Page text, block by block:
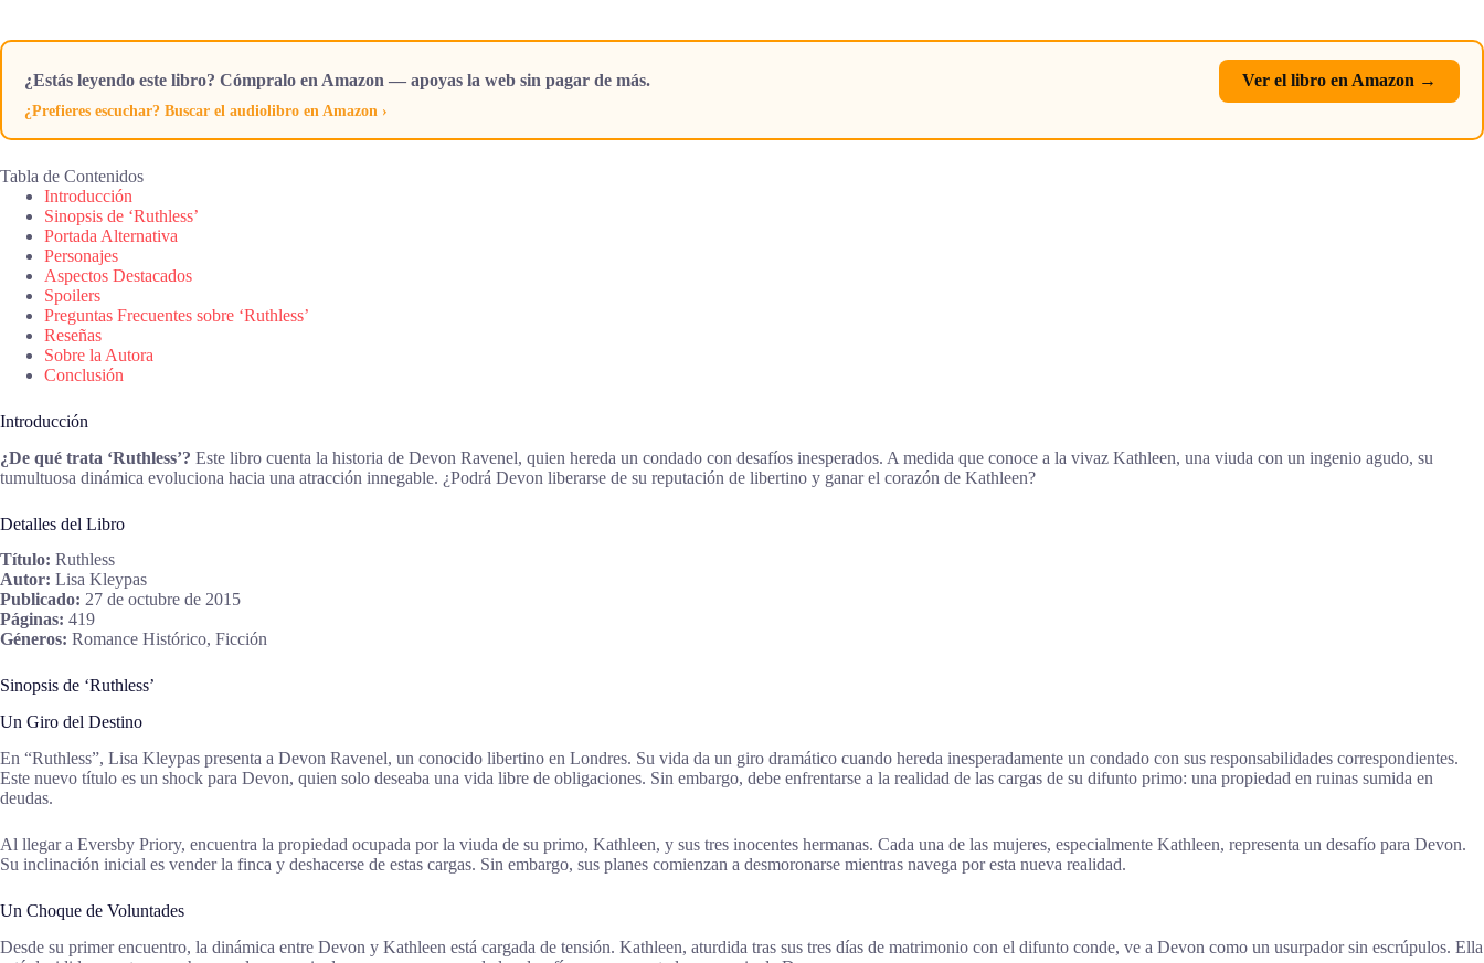
¿Estás leyendo este libro? Cómpralo en Amazon — apoyas la web sin pagar de más. Ver el libro en Amazon →
¿Prefieres escuchar? Buscar el audiolibro en Amazon ›
Tabla de Contenidos
Introducción
Sinopsis de ‘Ruthless’
Portada Alternativa
Personajes
Aspectos Destacados
Spoilers
Preguntas Frecuentes sobre ‘Ruthless’
Reseñas
Sobre la Autora
Conclusión
Introducción
¿De qué trata ‘Ruthless’? Este libro cuenta la historia de Devon Ravenel, quien hereda un condado con desafíos inesperados. A medida que conoce a la vivaz Kathleen, una viuda con un ingenio agudo, su
tumultuosa dinámica evoluciona hacia una atracción innegable. ¿Podrá Devon liberarse de su reputación de libertino y ganar el corazón de Kathleen?
Detalles del Libro
Título: Ruthless
Autor: Lisa Kleypas
Publicado: 27 de octubre de 2015
Páginas: 419
Géneros: Romance Histórico, Ficción
Sinopsis de ‘Ruthless’
Un Giro del Destino
En “Ruthless”, Lisa Kleypas presenta a Devon Ravenel, un conocido libertino en Londres. Su vida da un giro dramático cuando hereda inesperadamente un condado con sus responsabilidades correspondientes.
Este nuevo título es un shock para Devon, quien solo deseaba una vida libre de obligaciones. Sin embargo, debe enfrentarse a la realidad de las cargas de su difunto primo: una propiedad en ruinas sumida en
deudas.
Al llegar a Eversby Priory, encuentra la propiedad ocupada por la viuda de su primo, Kathleen, y sus tres inocentes hermanas. Cada una de las mujeres, especialmente Kathleen, representa un desafío para Devon.
Su inclinación inicial es vender la finca y deshacerse de estas cargas. Sin embargo, sus planes comienzan a desmoronarse mientras navega por esta nueva realidad.
Un Choque de Voluntades
Desde su primer encuentro, la dinámica entre Devon y Kathleen está cargada de tensión. Kathleen, aturdida tras sus tres días de matrimonio con el difunto conde, ve a Devon como un usurpador sin escrúpulos. Ella